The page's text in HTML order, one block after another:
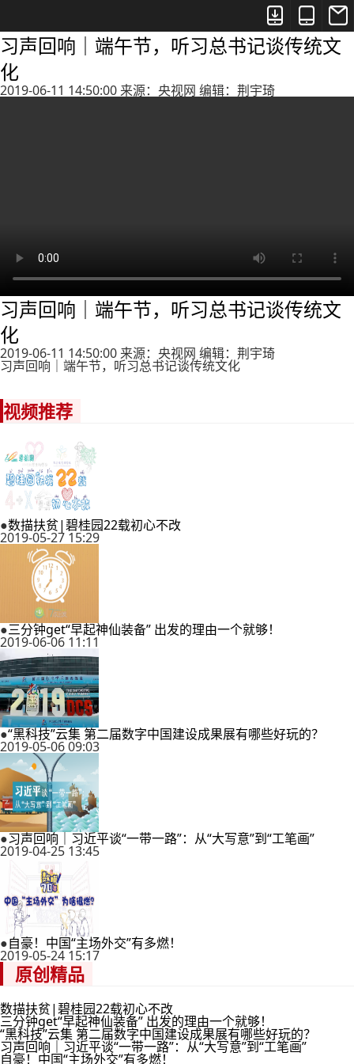



习声回响｜端午节，听习总书记谈传统文
化
2019-06-11 14:50:00 来源：央视网 编辑：荆宇琦
习声回响｜端午节，听习总书记谈传统文
化
2019-06-11 14:50:00 来源：央视网 编辑：荆宇琦
习声回响｜端午节，听习总书记谈传统文化
视频推荐
●数描扶贫|碧桂园22载初心不改
2019-05-27 15:29
●三分钟get“早起神仙装备” 出发的理由一个就够！
2019-06-06 11:11
●“黑科技”云集 第二届数字中国建设成果展有哪些好玩的？
2019-05-06 09:03
●习声回响｜习近平谈“一带一路”：从“大写意”到“工笔画”
2019-04-25 13:45
●自豪！中国“主场外交”有多燃！
2019-05-24 15:17
原创精品
数描扶贫|碧桂园22载初心不改
三分钟get“早起神仙装备” 出发的理由一个就够！
“黑科技”云集 第二届数字中国建设成果展有哪些好玩的？
习声回响｜习近平谈“一带一路”：从“大写意”到“工笔画”
自豪！中国“主场外交”有多燃！